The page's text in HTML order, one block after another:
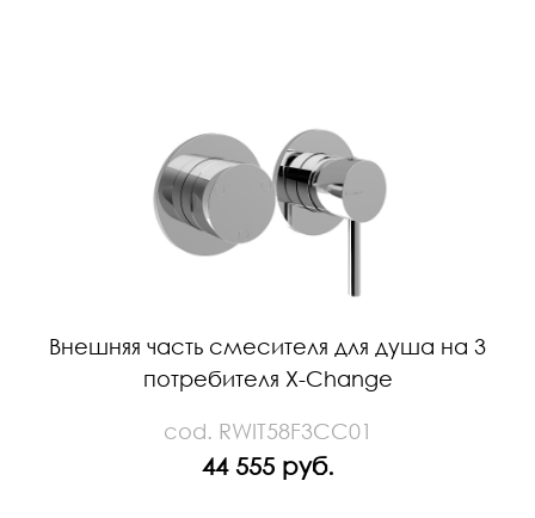
Внешняя часть смесителя для душа на 3
потребителя X-Change
cod. RWIT58F3CC01
44 555 руб.